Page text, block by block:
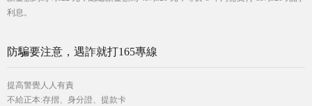
利息。
防騙要注意，遇詐就打165專線
提高警覺人人有責
不給正本:存摺、身分證、提款卡